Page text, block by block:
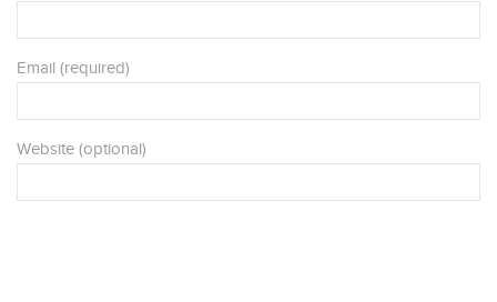
Email (required)
Website (optional)